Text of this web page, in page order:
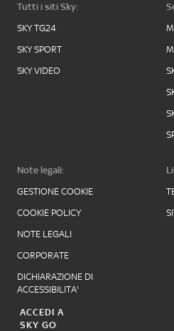
Tutti i siti Sky:
SKY TG24
SKY SPORT
SKY VIDEO
Note legali:
GESTIONE COOKIE
COOKIE POLICY
NOTE LEGALI
CORPORATE
DICHIARAZIONE DI
ACCESSIBILITA'
ACCEDI A
SKY GO